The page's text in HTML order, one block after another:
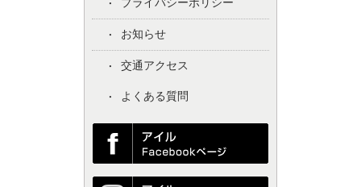
お知らせ
交通アクセス
よくある質問